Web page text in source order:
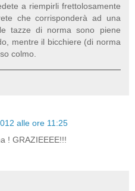
a riempirli frettolosamente
che corrisponderà ad una
tazze di norma sono piene
mentre il bicchiere (di norma
colmo.
alle ore 11:25
! GRAZIEEEE!!!